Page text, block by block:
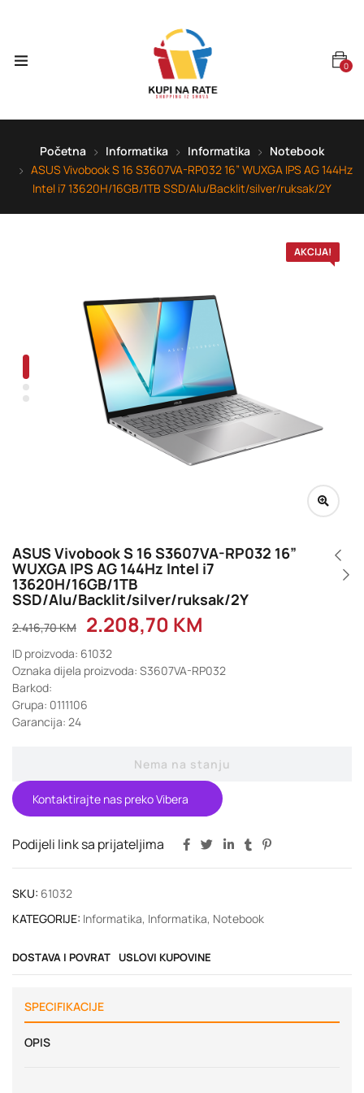
0
Početna Informatika Informatika
Notebook
ASUS Vivobook S 16 S3607VA-RP032 16” WUXGA IPS AG 144Hz
Intel i7 13620H/16GB/1TB SSD/Alu/Backlit/silver/ruksak/2Y
AKCIJA!
ASUS Vivobook S 16 S3607VA-RP032 16”
WUXGA IPS AG 144Hz Intel i7
13620H/16GB/1TB
SSD/Alu/Backlit/silver/ruksak/2Y
2.416,70KM 2.208,70 KM
ID proizvoda: 61032
Oznaka dijela proizvoda: S3607VA-RP032
Barkod:
Grupa: 0111106
Garancija: 24
Nema na stanju
Kontaktirajte nas preko Vibera
Podijeli link sa prijateljima
SKU: 61032
KATEGORIJE: Informatika, Informatika, Notebook
DOSTAVA I POVRAT USLOVI KUPOVINE
SPECIFIKACIJE
OPIS